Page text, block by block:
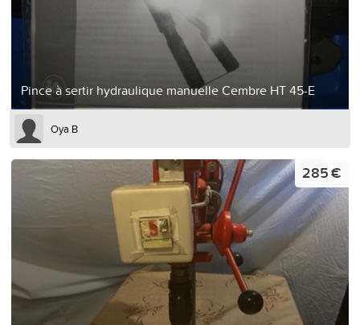
Pince à sertir hydraulique manuelle Cembre HT 45-E
Oya B
285 €